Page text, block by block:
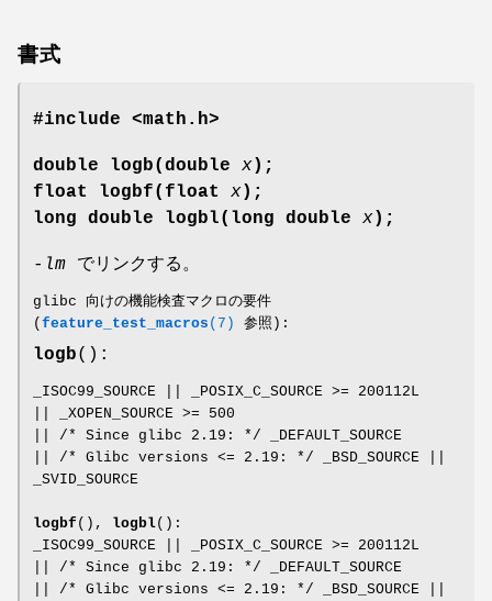
書式
#include <math.h>
double logb(double x);
float logbf(float x);
long double logbl(long double x);
-lm でリンクする。
glibc 向けの機能検査マクロの要件
( feature_test_macros (7) 参照):
logb():
_ISOC99_SOURCE || _POSIX_C_SOURCE >= 200112L
|| _XOPEN_SOURCE >= 500
|| /* Since glibc 2.19: */ _DEFAULT_SOURCE
|| /* Glibc versions <= 2.19: */ _BSD_SOURCE ||
_SVID_SOURCE
logbf (), logbl():
_ISOC99_SOURCE || _POSIX_C_SOURCE >= 200112L
|| /* Since glibc 2.19: */ _DEFAULT_SOURCE
|| /* Glibc versions <= 2.19: */ _BSD_SOURCE ||